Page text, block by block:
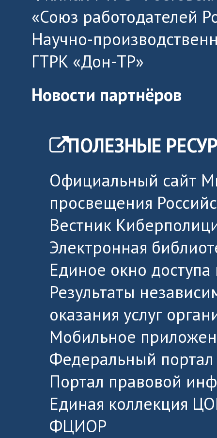
«Союз работодателей
Научно-
ГТРК «Дон-ТР»
Новости партнёров
ПОЛЕЗНЫЕ
Официальный сайт
просвещения
Вестник
Электронная
Единое окно
Результаты
оказания услуг
Мобильное
Федеральный портал
Портал правовой
Единая коллекция
ФЦИОР